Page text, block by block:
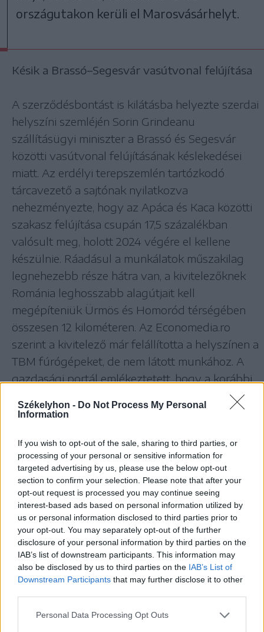
Székelyhon - Do Not Process My Personal
Information
If you wish to opt-out of the sale, sharing to third parties, or
processing of your personal or sensitive information for
targeted advertising by us, please use the below opt-out
section to confirm your selection. Please note that after your
opt-out request is processed you may continue seeing
interest-based ads based on personal information utilized by
us or personal information disclosed to third parties prior to
your opt-out. You may separately opt-out of the further
disclosure of your personal information by third parties on the
IAB’s list of downstream participants. This information may
also be disclosed by us to third parties on the IAB’s List of
Downstream Participants that may further disclose it to other
Personal Data Processing Opt Outs
országutakon kerüli el Marosvásárhelyt.
Késik a Brassó–Segesvár vasútvonal felújítása
A szerződésbontást is kilátásba helyezte szerdai
helyszíni szemléjén Sorin Grindeanu
szállításügyi miniszter a Brassó és Segesvár
közötti vasútvonal felújításának késlekedései
miatt. Az erdélyi terepszemlén tartózkodó
tárcavezető a sajtónak nyilatkozva
nehezményezte, hogy az Apáca és Kaca közötti
szakasz felújítása csupán 17,5 százalékban
valósult meg, holott 2024 végére el kellene
készülnie. Ráadásul a munkálatok műszakilag
legnehezebb része hátra van, a kivitelezőknek
Románia leghosszabb alagútjait kell
megépíteniük Ürmös és Homoród térségében
összesen 12 kilométeren. Az Economedia.ro
szerint a kivitelező már felállította a helyszínen a
TBM fúrógépeket, de nem látott munkához. A
gazdasági portál emlékeztetett, hogy a korábbi
késésért Románia 330 millió eurót veszített az
uniós támogatásból, és a középső, Apáca és
millió eurós veszteséget okozhatnak. Sorin
Grindeanu szerdán elmondta: nem híve a
szerződésbontásnak, de nem elégedett a
munkálatok menetével. Azt kérte, hogy a 28,2
kilométeres szakaszon jövőre fejezzék be a
munkát. Hangsúlyozta, hogy a romániai és az
európai vasúti közlekedés számára fontos
projektről van szó, amelyet a kivitelezőnek a
legnagyobb komolysággal kell kezelnie.